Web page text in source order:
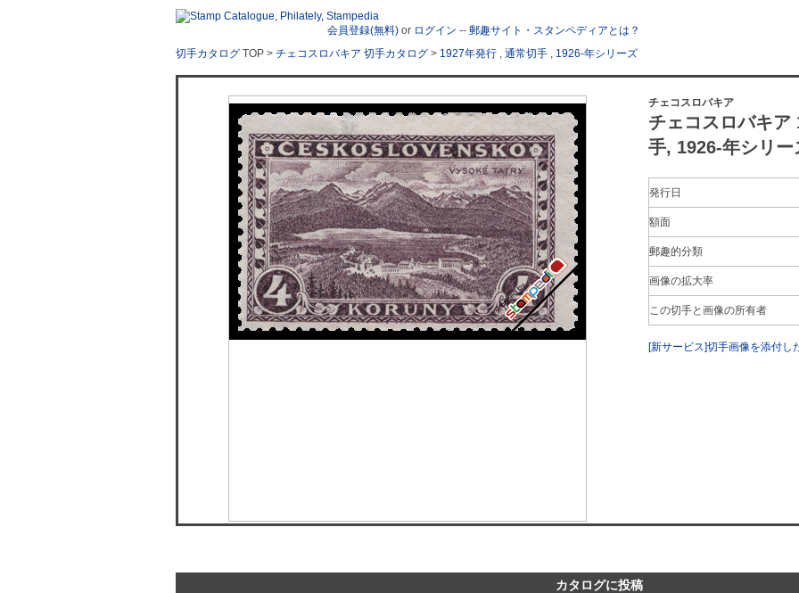
会員登録(無料) or ログイン -- 郵趣サイト・スタンペディアとは？
切手カタログ TOP > チェコスロバキア 切手カタログ > 1927年発行 , 通常切手 , 1926-年シリーズ
チェコスロバキア
チェコスロバキ
手, 1926-年シリー
発行日
額面
郵趣的分類
画像の拡大率
この切手と画像の所有者
[新サービス]切手画像を添付し
カタログに投稿